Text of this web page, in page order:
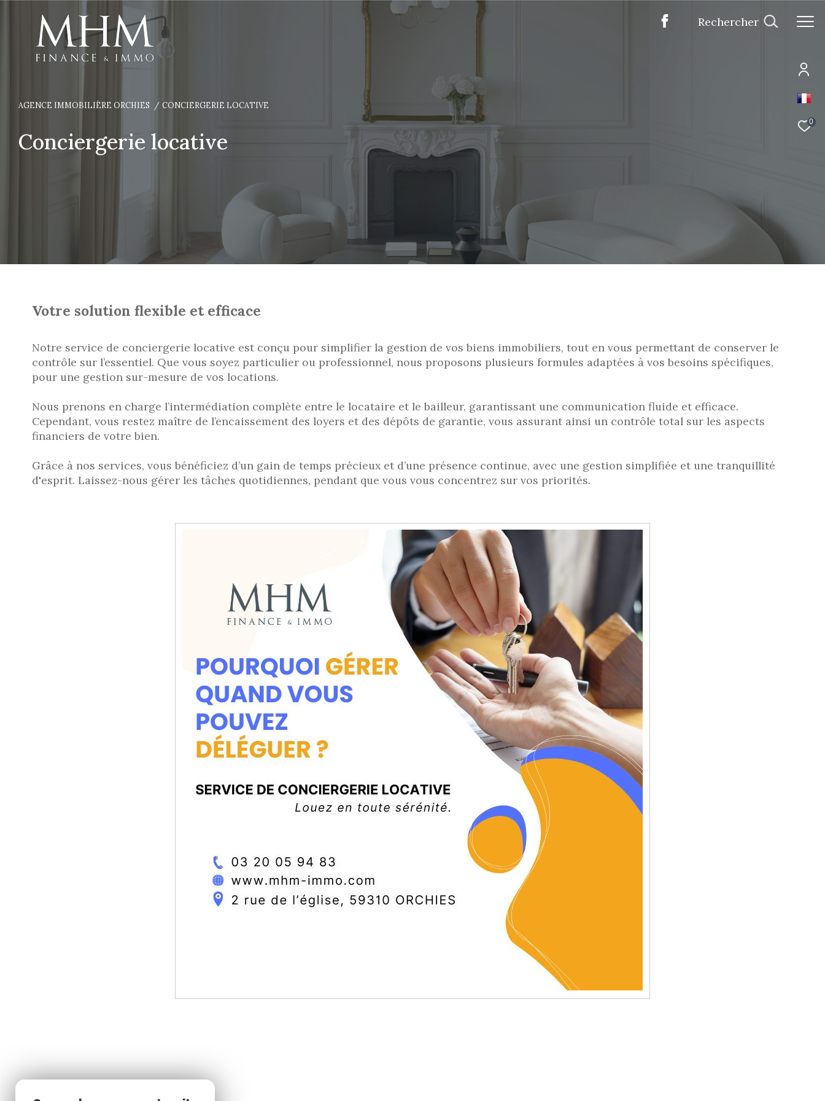
0
Rechercher
AGENCE IMMOBILIÈRE ORCHIES CONCIERGERIE LOCATIVE
Conciergerie locative
Votre solution flexible et efficace
Notre service de conciergerie locative est conçu pour simplifier la gestion de vos biens immobiliers, tout en vous permettant de conserver le
contrôle sur l’essentiel. Que vous soyez particulier ou professionnel, nous proposons plusieurs formules adaptées à vos besoins spécifiques,
pour une gestion sur-mesure de vos locations.
Nous prenons en charge l’intermédiation complète entre le locataire et le bailleur, garantissant une communication fluide et efficace.
Cependant, vous restez maître de l’encaissement des loyers et des dépôts de garantie, vous assurant ainsi un contrôle total sur les aspects
financiers de votre bien.
Grâce à nos services, vous bénéficiez d’un gain de temps précieux et d’une présence continue, avec une gestion simplifiée et une tranquillité
d'esprit. Laissez-nous gérer les tâches quotidiennes, pendant que vous vous concentrez sur vos priorités.